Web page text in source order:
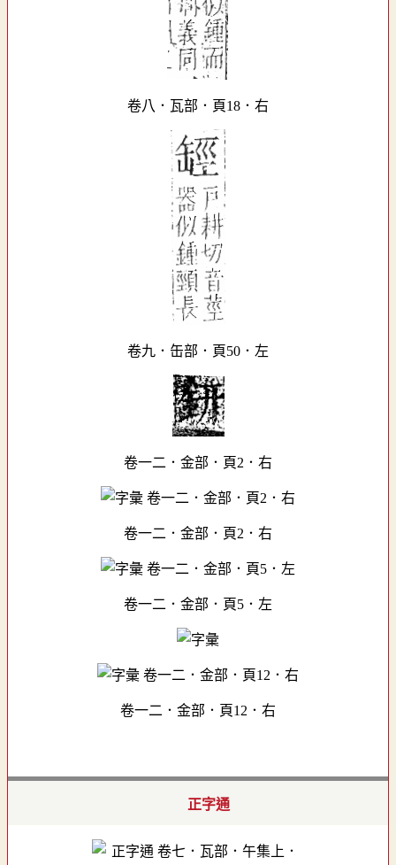
卷八．瓦部．頁18．右
卷九．缶部．頁50．左
卷一二．金部．頁2．右
卷一二．金部．頁2．右
卷一二．金部．頁5．左
卷一二．金部．頁12．右
正字通